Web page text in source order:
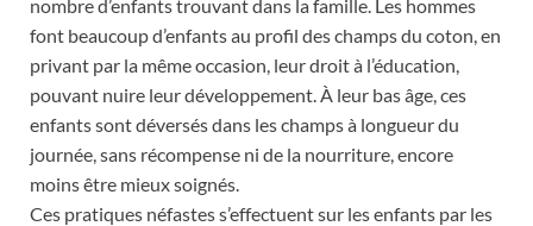
nombre d’enfants trouvant dans la famille. Les hommes
font beaucoup d’enfants au profil des champs du coton, en
privant par la même occasion, leur droit à l’éducation,
pouvant nuire leur développement. À leur bas âge, ces
enfants sont déversés dans les champs à longueur du
journée, sans récompense ni de la nourriture, encore
moins être mieux soignés.
Ces pratiques néfastes s’effectuent sur les enfants par les